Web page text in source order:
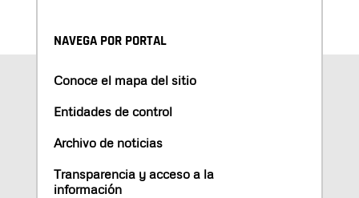
NAVEGA POR PORTAL
Conoce el mapa del sitio
Entidades de control
Archivo de noticias
Transparencia y acceso a la
información